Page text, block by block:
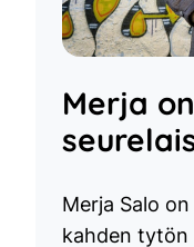
Merja
Merja Salo
kahden tytön